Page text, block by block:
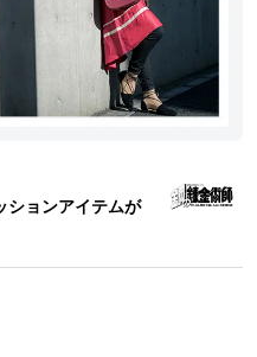
ションアイテムが